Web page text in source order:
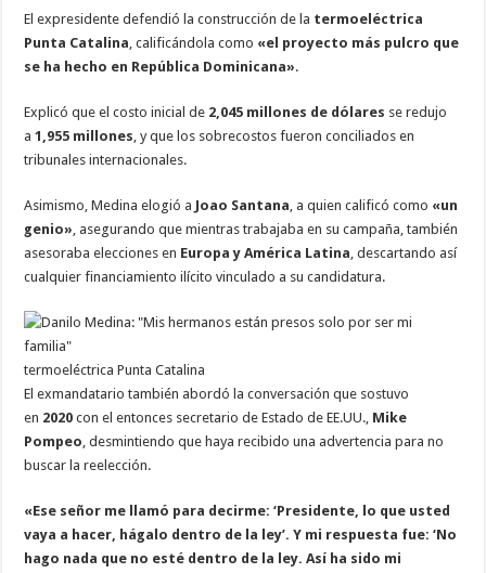
El expresidente defendió la construcción de la termoeléctrica
Punta Catalina, calificándola como «el proyecto más pulcro que
se ha hecho en República Dominicana».
Explicó que el costo inicial de 2,045 millones de dólares se redujo
a1,955 millones, y que los sobrecostos fueron conciliados en
tribunales internacionales.
Asimismo, Medina elogió a Joao Santana, a quien calificó como «un
genio», asegurando que mientras trabajaba en su campaña, también
asesoraba elecciones en Europa y América Latina, descartando así
cualquier financiamiento ilícito vinculado a su candidatura.
termoeléctrica Punta Catalina
El exmandatario también abordó la conversación que sostuvo
en 2020 con el entonces secretario de Estado de EE.UU., Mike
Pompeo, desmintiendo que haya recibido una advertencia para no
buscar la reelección.
«Ese señor me llamó para decirme: ‘Presidente, lo que usted
vaya a hacer, hágalo dentro de la ley’. Y mi respuesta fue: ‘No
hago nada que no esté dentro de la ley. Así ha sido mi